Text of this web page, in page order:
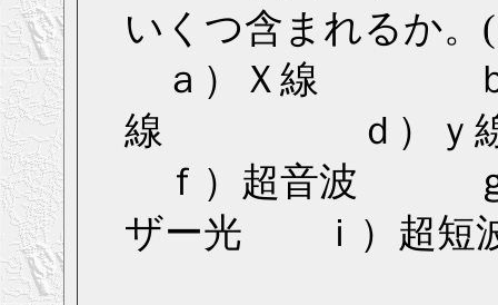
いくつ含まれるか。
ａ）Ｘ線
線 ｄ）ｙ
ｆ）超音波 ｇ
ザー光 ｉ）超短